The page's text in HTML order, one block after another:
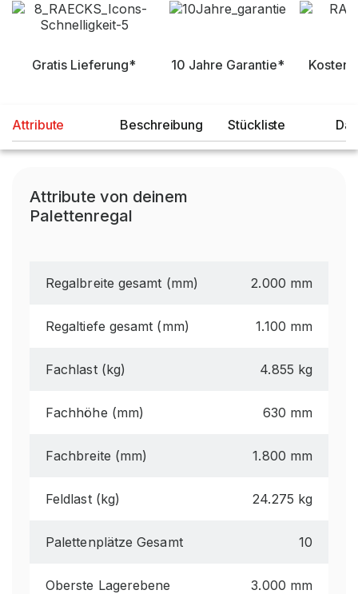
Gratis Lieferung* 10 Jahre Garantie*
Attribute Beschreibung Stückliste
Attribute von deinem
Palettenregal
Regalbreite gesamt (mm) 2.000 mm
Regaltiefe gesamt (mm) 1.100 mm
Fachlast (kg) 4.855 kg
Fachhöhe (mm) 630 mm
Fachbreite (mm) 1.800 mm
Feldlast (kg) 24.275 kg
Palettenplätze Gesamt 10
Oberste Lagerebene 3.000 mm